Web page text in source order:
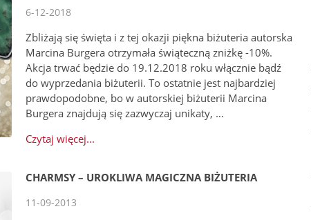
6-12-2018
Zbliżają się święta i z tej okazji piękna biżuteria autorska
Marcina Burgera otrzymała świąteczną zniżkę -10%.
Akcja trwać będzie do 19.12.2018 roku włącznie bądź
do wyprzedania biżuterii. To ostatnie jest najbardziej
prawdopodobne, bo w autorskiej biżuterii Marcina
Burgera znajdują się zazwyczaj unikaty, …
Czytaj więcej...
CHARMSY – UROKLIWA MAGICZNA BIŻUTERIA
11-09-2013